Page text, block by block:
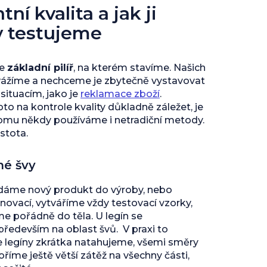
kvalita a jak ji
testujeme
základní pilíř, na kterém stavíme. Našich
a nechceme je zbytečně vystavovat
jako je reklamace zboží.
na kontrole kvality důkladně záležet, je
někdy používáme i netradiční metody.
švy
nový produkt do výroby, nebo
vytváříme vždy testovací vzorky,
pořádně do těla. U legín se
na oblast švů. V praxi to
legíny zkrátka natahujeme, všemi směry
ještě větší zátěž na všechny části,